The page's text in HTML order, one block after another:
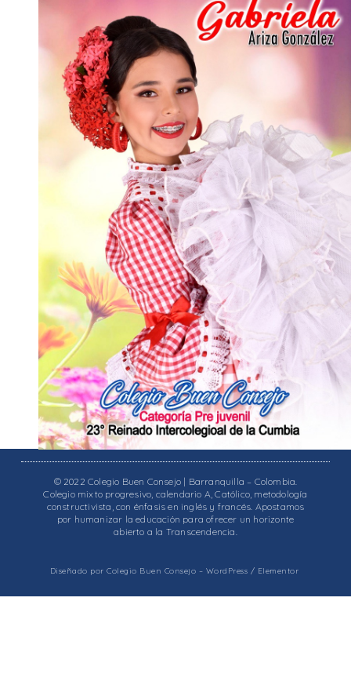
© 2022 Colegio Buen Consejo | Barranquilla – Colombia.
Colegio mixto progresivo, calendario A, Católico, metodología
constructivista, con énfasis en inglés y francés. Apostamos
por humanizar la educación para ofrecer un horizonte
abierto a la Transcendencia.
Diseñado por Colegio Buen Consejo – WordPress / Elementor